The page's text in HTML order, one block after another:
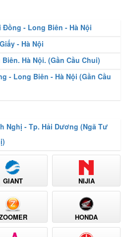
Đồng - Long Biên - Hà Nội
- Hà Nội
Hà Nội. (Gần Cầu Chui)
- Long Biên - Hà Nội (Gần Cầu
Nghị - Tp. Hải Dương (Ngã Tư
GIANT NIJIA
HONDA